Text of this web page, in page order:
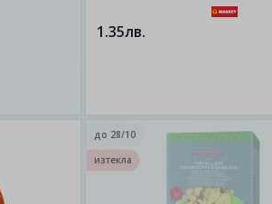
1.35лв.
до 28/10
изтекла